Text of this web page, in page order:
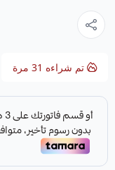
تم شراءه 31 مرة